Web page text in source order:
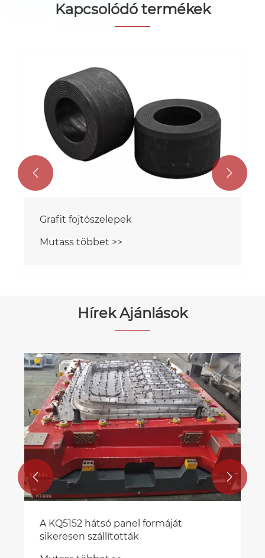
Kapcsolódó termékek
Grafit fojtószelepek
Mutass többet >>
 
Hírek Ajánlások
A KQ5152 hátsó panel formáját
sikeresen szállították
 